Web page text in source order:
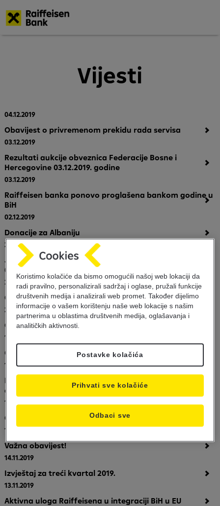
Vijesti
04.12.2019
Obavijest o privremenom prekidu rada servisa
03.12.2019
Rezultati aukcije obveznica Federacije Bosne i
Hercegovine 03.12.2019. godine
03.12.2019
Raiffeisen banka ponovo proglašena bankom godine u
BiH
02.12.2019
Donacije za Albaniju
26.11.2019
Javni poziv za učestvovanje u emisiji obveznica FBiH -
03.12.2019
22.11.2019
Obavještenje o promjeni radnog vremena
20.11.2019
Obavijest o privremenom prekidu rada servisa
19.11.2019
Obavještenje o promjeni radnog vremena
19.11.2019
Popusti od 15% uz Raiffeisen Visa kartice, za odabrane
događaje!
15.11.2019
Obavještenje o promjeni radnog vremena
15.11.2019
Važna obavijest!
14.11.2019
Izvještaj za treći kvartal 2019.
13.11.2019
Aktivna uloga Raiffeisena u integraciji BiH u EU
Koristimo kolačiće da bismo omogućili našoj web lokaciji da
radi pravilno, personalizirali sadržaj i oglase, pružali funkcije
društvenih medija i analizirali web promet. Također dijelimo
informacije o vašem korištenju naše web lokacije s našim
partnerima u oblastima društvenih medija, oglašavanja i
analitičkih aktivnosti.
Postavke kolačića
Odbaci sve
Prihvati sve kolačiće